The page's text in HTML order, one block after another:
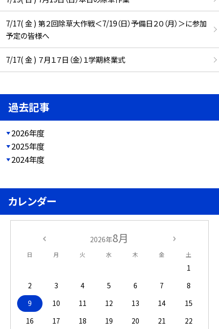
7/17( 金 ) 第２回除草大作戦＜7/19（日）予備日２０（月）＞に参加
予定の皆様へ
7/17( 金 ) ７月１７日（金）１学期終業式
過去記事
2026年度
2025年度
2024年度
カレンダー
2026年8月
日 月 火 水 木 金 土
1
2
3 4 5 6 7
8
9
10 11 12 13 14
15
16
17 18 19 20 21
22